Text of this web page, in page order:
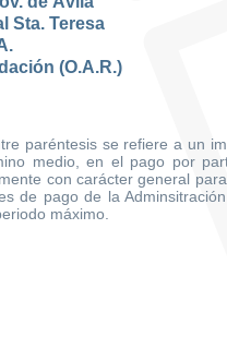
Sta. Teresa
(O.A.R.)
paréntesis se refiere a un
medio, en el pago por
con carácter general
de pago de la
máximo.